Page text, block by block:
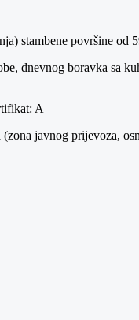
stambene površine od
dnevnog boravka sa
A
javnog prijevoza,